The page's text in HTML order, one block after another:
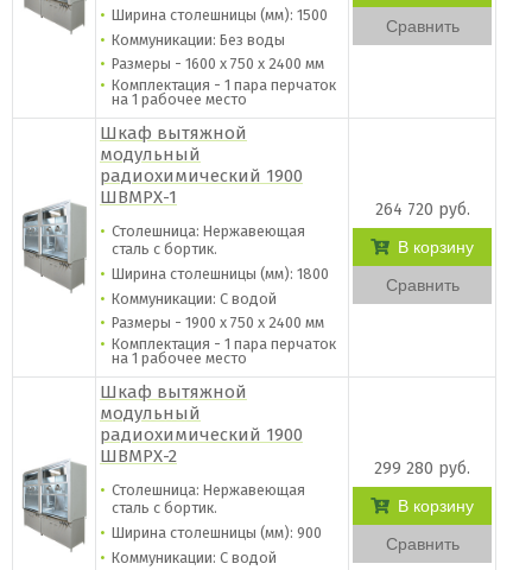
Ширина столешницы (мм): 1500
Коммуникации: Без воды
Размеры - 1600 х 750 х 2400 мм
Комплектация - 1 пара перчаток
на 1 рабочее место
Сравнить
Шкаф вытяжной
модульный
радиохимический 1900
ШВМРХ-1
Столешница: Нержавеющая
сталь c бортик.
Ширина столешницы (мм): 1800
Коммуникации: С водой
Размеры - 1900 х 750 х 2400 мм
Комплектация - 1 пара перчаток
на 1 рабочее место
264 720 руб.
В корзину
Сравнить
Шкаф вытяжной
модульный
радиохимический 1900
ШВМРХ-2
Столешница: Нержавеющая
сталь c бортик.
Ширина столешницы (мм): 900
Коммуникации: С водой
299 280 руб.
В корзину
Сравнить